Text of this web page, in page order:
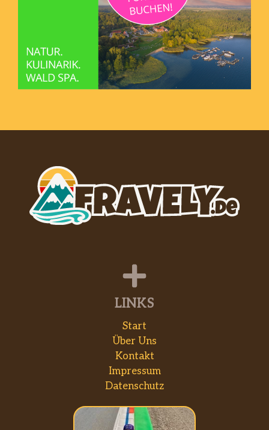
LINKS
Start
Über Uns
Kontakt
Impressum
Datenschutz